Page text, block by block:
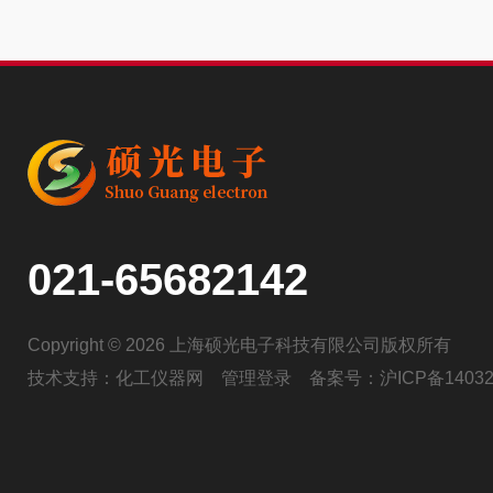
021-65682142
Copyright © 2026 上海硕光电子科技有限公司版权所有
技术支持： 化工仪器网 管理登录 备案号： 沪ICP备